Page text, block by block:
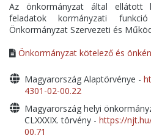
Az önkormányzat által ellátott
feladatok kormányzati
Önkormányzat Szervezeti és
Önkormányzat kötelező és
Magyarország Alaptörvénye -
4301-02-00.22
Magyarország helyi
CLXXXIX. törvény - https://
00.71